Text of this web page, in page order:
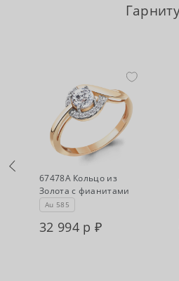
Нет в наличии
67478А Кольцо из
Золота с фианитами
Au 585
32 994 р